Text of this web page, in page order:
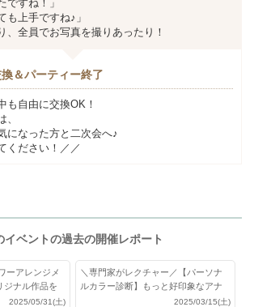
ですね！」
も上手ですね♪」
、全員でお写真を撮りあったり！
＆パーティー終了
も自由に交換OK！
になった方と二次会へ♪
ください！／／
イベントの過去の開催レポート
ーアレンジメ
ジナル作品を
2025/05/31(土)
＼専門家がレクチャー／【パーソナ
ルカラー診断】もっと好印象なアナ
2025/03/15(土)